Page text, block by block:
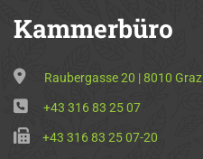
Kammerbüro
Raubergasse 20 | 8010 Graz
+43 316 83 25 07
+43 316 83 25 07-20